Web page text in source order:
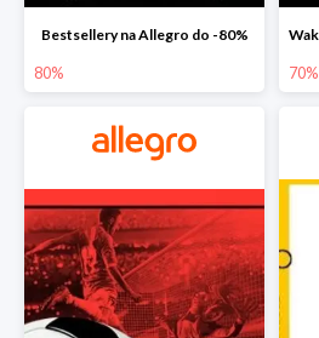
Bestsellery na Allegro do -80%
80% 70%